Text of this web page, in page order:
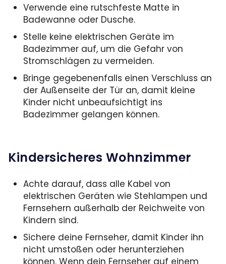
Verwende eine rutschfeste Matte in
Badewanne oder Dusche.
Stelle keine elektrischen Geräte im
Badezimmer auf, um die Gefahr von
Stromschlägen zu vermeiden.
Bringe gegebenenfalls einen Verschluss an
der Außenseite der Tür an, damit kleine
Kinder nicht unbeaufsichtigt ins
Badezimmer gelangen können.
Kindersicheres Wohnzimmer
Achte darauf, dass alle Kabel von
elektrischen Geräten wie Stehlampen und
Fernsehern außerhalb der Reichweite von
Kindern sind.
Sichere deine Fernseher, damit Kinder ihn
nicht umstoßen oder herunterziehen
können. Wenn dein Fernseher auf einem